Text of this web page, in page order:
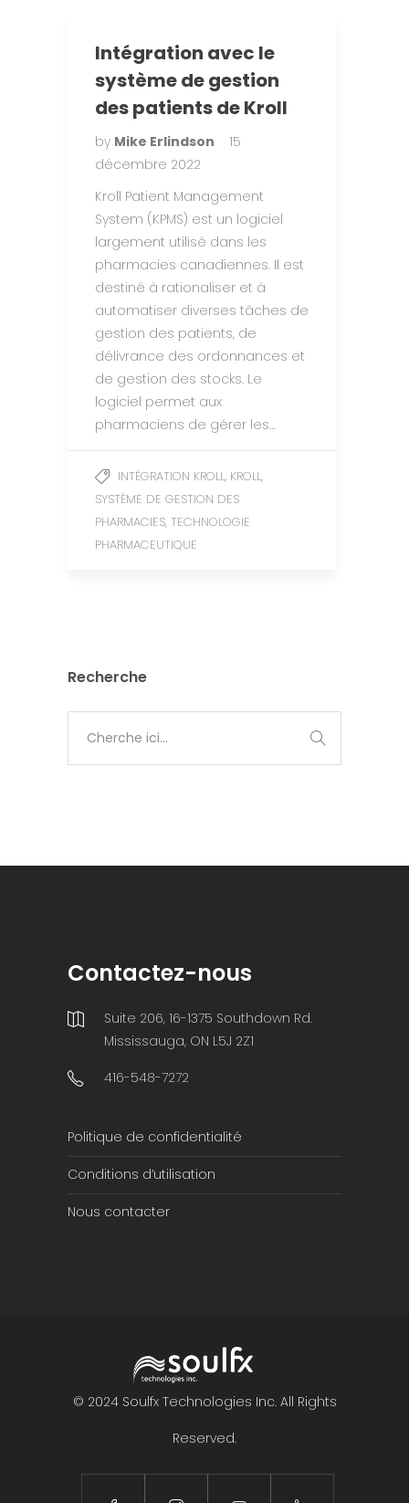
Intégration avec le
système de gestion
des patients de Kroll
by Mike Erlindson
15
décembre 2022
Kroll Patient Management
System (KPMS) est un logiciel
largement utilisé dans les
pharmacies canadiennes. Il est
destiné à rationaliser et à
automatiser diverses tâches de
gestion des patients, de
délivrance des ordonnances et
de gestion des stocks. Le
logiciel permet aux
pharmaciens de gérer les…
INTÉGRATION KROLL, KROLL,
SYSTÈME DE GESTION DES
PHARMACIES, TECHNOLOGIE
PHARMACEUTIQUE
Recherche
Contactez-nous
Suite 206, 16-1375 Southdown Rd.
Mississauga, ON L5J 2Z1
416-548-7272
Politique de confidentialité
Conditions d’utilisation
Nous contacter
© 2024 Soulfx Technologies Inc. All Rights
Reserved.